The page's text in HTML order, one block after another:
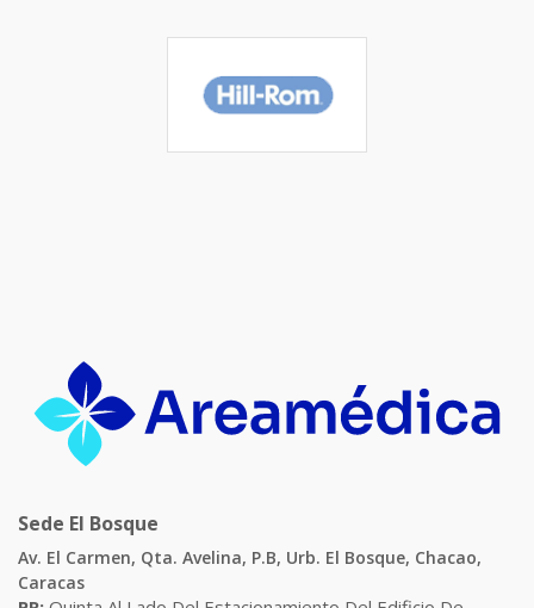
Sede El Bosque
Av. El Carmen, Qta. Avelina, P.B, Urb. El Bosque, Chacao,
Caracas